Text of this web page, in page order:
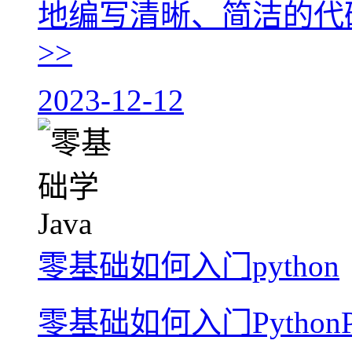
地编写清晰、简洁的
>>
2023-12-12
零基础如何入门python
零基础如何入门